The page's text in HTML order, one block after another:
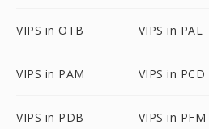
VIPS in OTB VIPS in PAL
VIPS in PAM VIPS in PCD
VIPS in PDB VIPS in PFM